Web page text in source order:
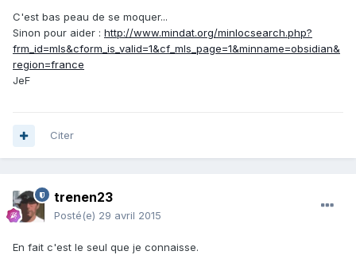
C'est bas peau de se moquer...
Sinon pour aider : http://www.mindat.org/minlocsearch.php?
frm_id=mls&cform_is_valid=1&cf_mls_page=1&minname=obsidian&
region=france
JeF
Citer
trenen23
Posté(e) 29 avril 2015
En fait c'est le seul que je connaisse.